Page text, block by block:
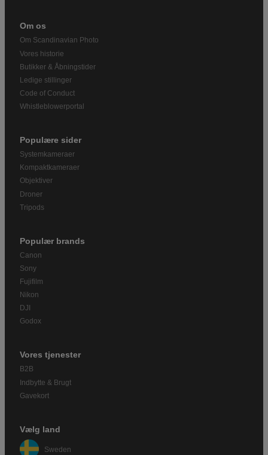
Om os
Om Scandinavian Photo
Vores historie
Butikker & Åbningstider
Ledige stillinger
Code of Conduct
Whistleblowerportal
Populære sider
Systemkameraer
Kompaktkameraer
Objektiver
Droner
Tripods
Populær brands
Canon
Sony
Fujifilm
Nikon
DJI
Godox
Vores tjenester
B2B
Indbytte & Brugt
Gavekort
Vælg land
Sweden